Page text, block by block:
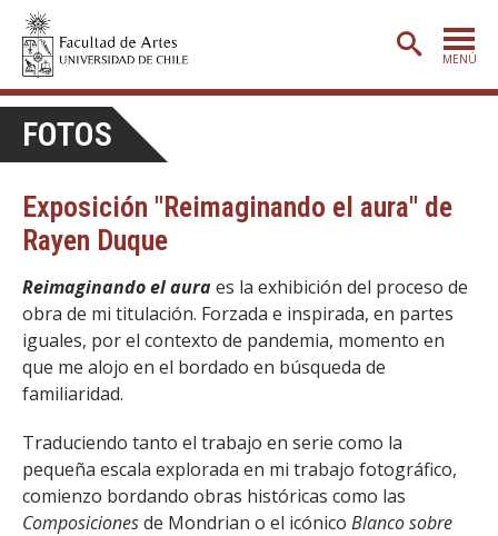
MENÚ
ETAPA BÁSICA
POSTGRADO
EXTENSIÓN
CREACIÓNE INVESTIGACIÓN
DEPARTAMENTOS
FACULTAD
FOTOS
Exposición "Reimaginando el aura" de
Rayen Duque
Reimaginando el auraes la exhibición del proceso de
obra de mi titulación. Forzada e inspirada, en partes
iguales, por el contexto de pandemia, momento en
que me alojo en el bordado en búsqueda de
familiaridad.
Traduciendo tanto el trabajo en serie como la
pequeña escala explorada en mi trabajo fotográfico,
comienzo bordando obras históricas como las
Composicionesde Mondrian o el icónico Blanco sobre